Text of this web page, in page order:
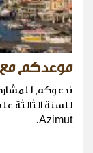
موعدكم مع
للسنة
Azimut.